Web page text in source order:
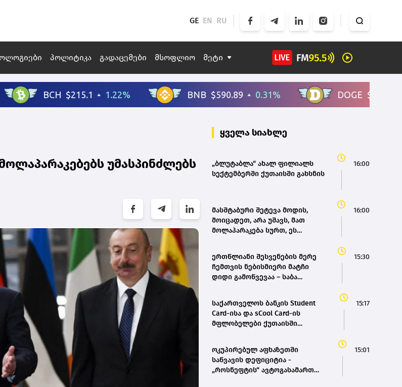
GE EN RU
პოლიტიკა გადაცემები მსოფლიო მეტი
უმასპინძლებს
ყველა სიახლე
„ბლუტაბლა“ ახალ ფილიალს
სექტემბერში ქუთაისში გახსნის
16:00
მასშტაბური შეტევა მოდის,
მოიცადეთ, არა უშავს, მათ
მოლაპარაკება სურთ, ეს
თავმჯდომარე
16:00
ერთწლიანი შესვენების მერე
ჩემთვის ნებისმიერი მატჩი
დიდი გამოწვევაა – საბა
15:30
საქართველოს ბანკის Student
Card-ისა და sCool Card-ის
მფლობელები ქუთაისში
15:17
ოკუპირებულ აფხაზეთში
საწვავის დეფიციტია -
„როსნეფტის“ ავტოგასამართ
15:01